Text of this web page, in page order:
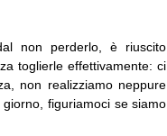
non perderlo, è riuscito
toglierle effettivamente: ci
non realizziamo neppure
figuriamoci se siamo